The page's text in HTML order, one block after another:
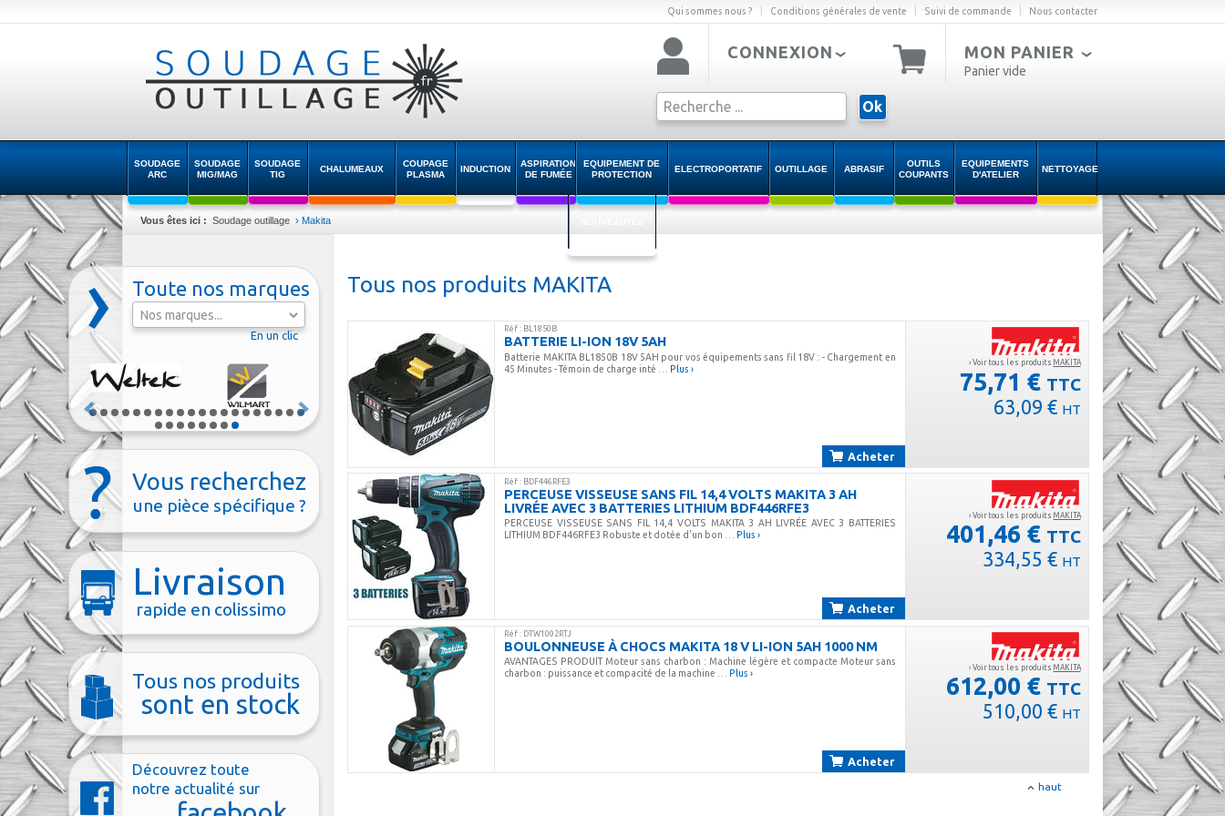
Qui sommes nous ? Conditions générales de vente Suivi de commande Nous contacter
CONNEXION MON PANIER
Panier vide
Ok
SOUDAGE
ARC
SOUDAGE
MIG/MAG
SOUDAGE
TIG
CHALUMEAUX
COUPAGE
PLASMA
INDUCTION
ASPIRATION
DE FUMÉE
EQUIPEMENT DE
PROTECTION
ELECTROPORTATIF OUTILLAGE ABRASIF
OUTILS
COUPANTS
EQUIPEMENTS
D'ATELIER
NETTOYAGE
Vous êtes ici : Soudage outillage› Makita
Toute nos marques
En un clic
Vous recherchez
une pièce spécifique ?
Livraison
rapide en colissimo
Tous nos produits
sont en stock
Découvrez toute
notre actualité sur
Tous nos produits MAKITA
› Voir tous les produits MAKITA
75,71 € TTC
63,09 € HT
Réf : BL1850B
BATTERIE LI-ION 18V 5AH
Batterie MAKITA BL1850B 18V 5AH pour vos équipements sans fil 18V : - Chargement en
45 Minutes - Témoin de charge inté … Plus ›
Acheter
› Voir tous les produits MAKITA
401,46 € TTC
334,55 € HT
Réf : BDF446RFE3
PERCEUSE VISSEUSE SANS FIL 14,4 VOLTS MAKITA 3 AH
LIVRÉE AVEC 3 BATTERIES LITHIUM BDF446RFE3
PERCEUSE VISSEUSE SANS FIL 14,4 VOLTS MAKITA 3 AH LIVRÉE AVEC 3 BATTERIES
LITHIUM BDF446RFE3 Robuste et dotée d'un bon … Plus ›
Acheter
› Voir tous les produits MAKITA
612,00 € TTC
510,00 € HT
Réf : DTW1002RTJ
BOULONNEUSE À CHOCS MAKITA 18 V LI-ION 5AH 1000 NM
AVANTAGES PRODUIT Moteur sans charbon : Machine légère et compacte Moteur sans
charbon : puissance et compacité de la machine … Plus ›
Acheter
haut